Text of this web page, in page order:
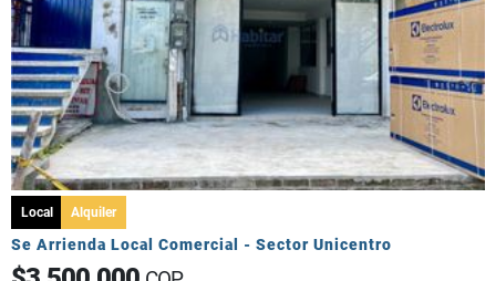
Local Alquiler
Se Arrienda Local Comercial - Sector Unicentro